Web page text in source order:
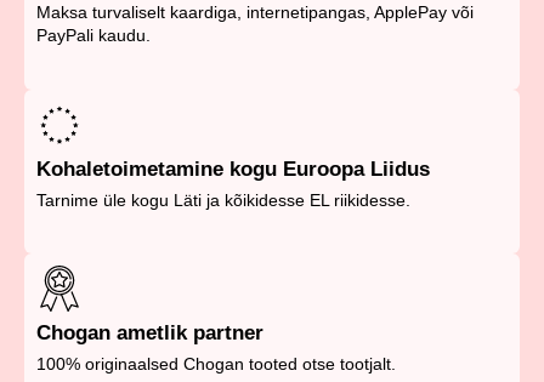
Maksa turvaliselt kaardiga, internetipangas, ApplePay või
PayPali kaudu.
Kohaletoimetamine kogu Euroopa Liidus
Tarnime üle kogu Läti ja kõikidesse EL riikidesse.
Chogan ametlik partner
100% originaalsed Chogan tooted otse tootjalt.